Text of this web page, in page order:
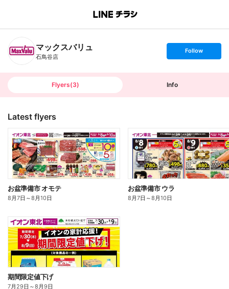
B
n
c
h
T
マックスバリュ
石鳥谷店
s
t
o
Follow
Flyers(3) Info
Latest flyers
お盆準備市 オモテ
8月7日 ～8月10日
お盆準備市 ウラ
8月7日 ～8月10日
期間限定値下げ
7月29日 ～8月9日